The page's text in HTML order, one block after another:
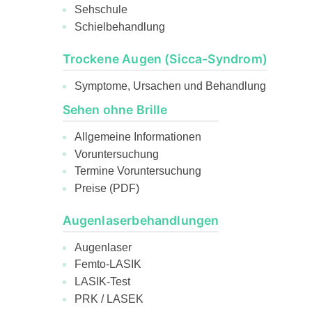
Sehschule
Schielbehandlung
Trockene Augen (Sicca-Syndrom)
Symptome, Ursachen und Behandlung
Sehen ohne Brille
Allgemeine Informationen
Voruntersuchung
Termine Voruntersuchung
Preise (PDF)
Augenlaserbehandlungen
Augenlaser
Femto-LASIK
LASIK-Test
PRK / LASEK